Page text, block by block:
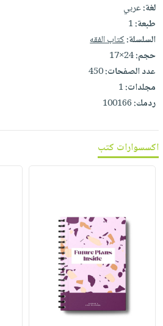
لغة:عربي
طبعة:1
السلسلة:كتاب الفقه
حجم:24×17
عدد الصفحات:450
مجلدات:1
ردمك:100166
اكسسوارات كتب